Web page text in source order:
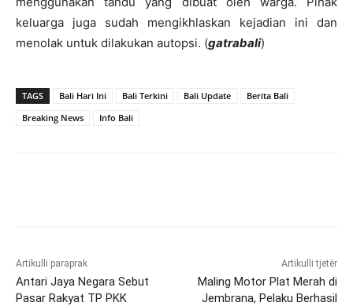
keluarga juga sudah mengikhlaskan kejadian ini dan
menolak untuk dilakukan autopsi. (gatrabali)
TAGS Bali Hari Ini Bali Terkini Bali Update
Berita Bali
Breaking News
Info Bali
Artikulli paraprak
Antari Jaya Negara Sebut
Pasar Rakyat TP PKK
Artikulli tjetër
Maling Motor Plat Merah di
Jembrana, Pelaku Berhasil